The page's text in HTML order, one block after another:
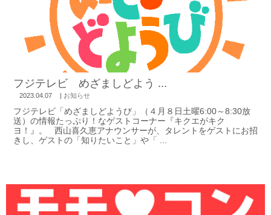
フジテレビ めざましどよう ...
2023.04.07 | お知らせ
フジテレビ「めざましどようび」（４月８日土曜6:00～8:30放
送）の情報たっぷり！なゲストコーナー『キクエがキク
ヨ！』。 西山喜久恵アナウンサーが、タレントをゲストにお招
きし、ゲストの「知りたいこと」や「 ...